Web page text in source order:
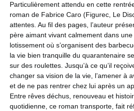
Particulièrement attendu en cette
roman de Fabrice Caro (Figurec, Le
attentes. Au fil des pages, l’auteur
père aimant vivant calmement dans une
lotissement où s’organisent des
la vie bien tranquille du quarantenaire
sur des roulettes. Jusqu’à ce qu’il
changer sa vision de la vie, l’amener à
et de ne pas rentrer chez lui après un
Entre rêves déchus, renouveau et
quotidienne, ce roman transporte, fait